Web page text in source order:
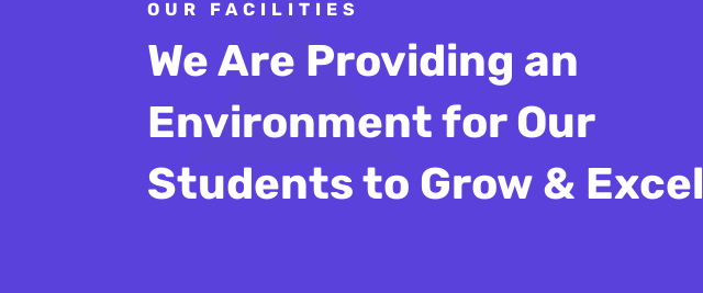
OUR FACILITIES
We Are Providing an
Environment for Our
Students to Grow & Excel